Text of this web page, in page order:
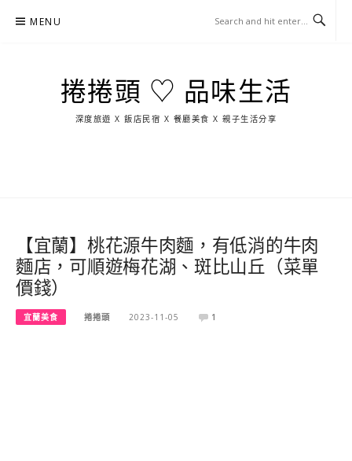
MENU
捲捲頭 ♡ 品味生活
深度旅遊 X 飯店民宿 X 餐廳美食 X 親子生活分享
【宜蘭】桃花源牛肉麵，有低消的牛肉
麵店，可順遊梅花湖、斑比山丘（菜單
價錢）
宜蘭美食 捲捲頭 2023-11-05 1